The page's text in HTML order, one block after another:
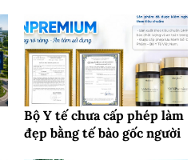
Bộ Y tế chưa cấp phép làm
đẹp bằng tế bào gốc người